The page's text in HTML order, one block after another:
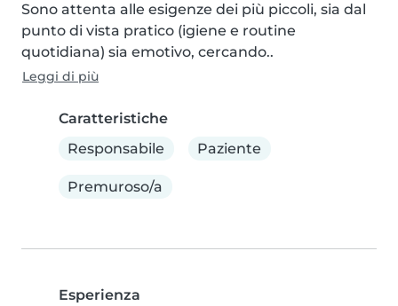
Sono attenta alle esigenze dei più piccoli, sia dal
punto di vista pratico (igiene e routine
quotidiana) sia emotivo, cercando..
Leggi di più
Caratteristiche
Responsabile
Paziente
Premuroso/a
Esperienza